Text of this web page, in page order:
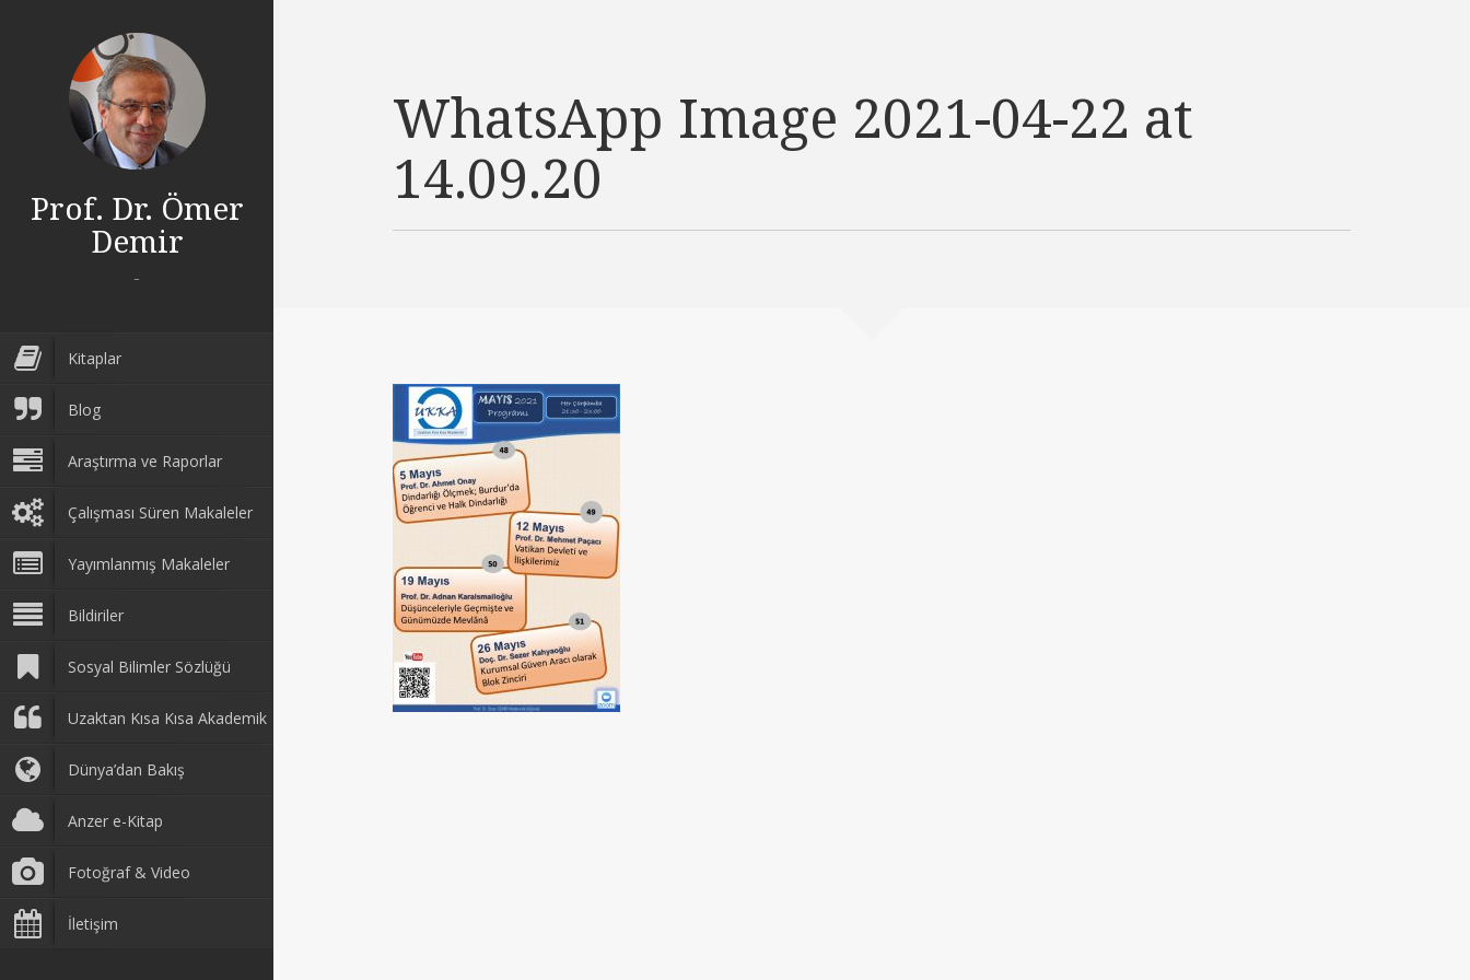
Prof. Dr. Ömer
Demir
-
Kitaplar
Blog
Araştırma ve Raporlar
Çalışması Süren Makaleler
Yayımlanmış Makaleler
Bildiriler
Sosyal Bilimler Sözlüğü
Uzaktan Kısa Kısa Akademik
Dünya’dan Bakış
Anzer e-Kitap
Fotoğraf & Video
İletişim
WhatsApp Image 2021-04-22 at
14.09.20